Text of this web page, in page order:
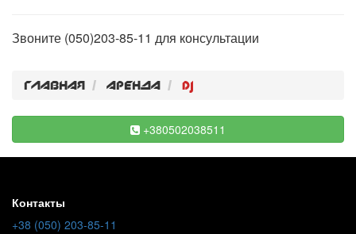
Звоните (050)203-85-11 для консультации
Главная Аренда Dj
+380502038511
Контакты
+38 (050) 203-85-11